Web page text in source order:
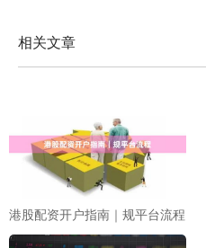
相关文章
港股配资开户指南｜规平台流程